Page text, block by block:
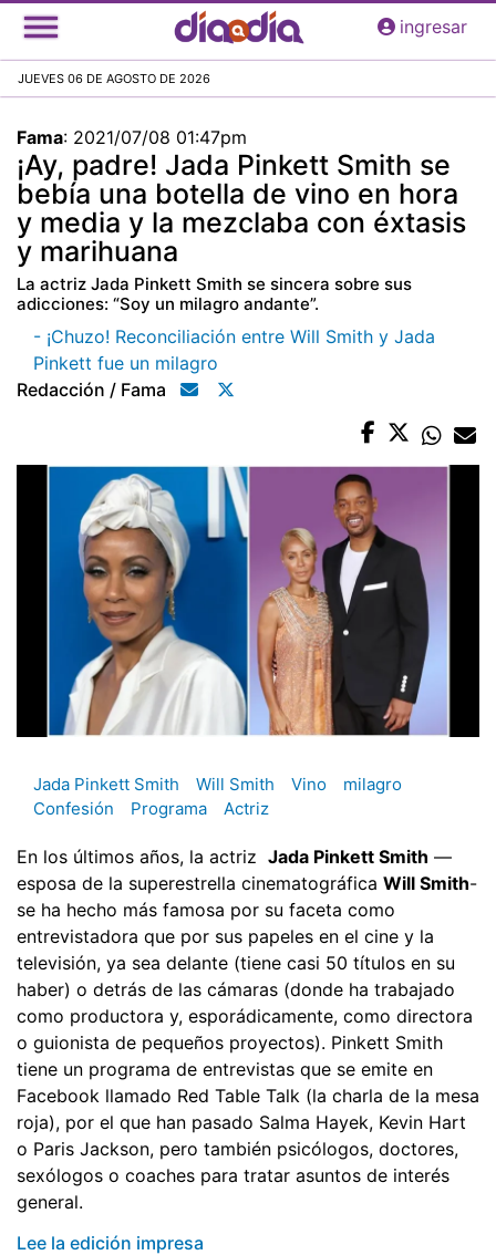
Pasar
al
principal
ingresar
JUEVES 06 DE AGOSTO DE 2026
Fama: 2021/07/08 01:47pm
¡Ay, padre! Jada Pinkett Smith se
bebía una botella de vino en hora
y media y la mezclaba con éxtasis
y marihuana
La actriz Jada Pinkett Smith se sincera sobre sus
adicciones: “Soy un milagro andante”.
- ¡Chuzo! Reconciliación entre Will Smith y Jada
Pinkett fue un milagro
Redacción / Fama
Jada Pinkett Smith Will Smith Vino
milagro
Confesión
Programa Actriz
En los últimos años, la actriz Jada Pinkett Smith —
esposa de la superestrella cinematográfica Will Smith-
se ha hecho más famosa por su faceta como
entrevistadora que por sus papeles en el cine y la
televisión, ya sea delante (tiene casi 50 títulos en su
haber) o detrás de las cámaras (donde ha trabajado
como productora y, esporádicamente, como directora
o guionista de pequeños proyectos). Pinkett Smith
tiene un programa de entrevistas que se emite en
Facebook llamado Red Table Talk (la charla de la mesa
roja), por el que han pasado Salma Hayek, Kevin Hart
o Paris Jackson, pero también psicólogos, doctores,
sexólogos o coaches para tratar asuntos de interés
general.
Lee la edición impresa